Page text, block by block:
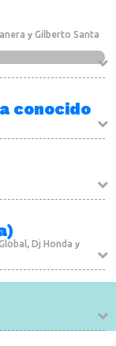
y Gilberto Santa
conocido
, Dj Honda y